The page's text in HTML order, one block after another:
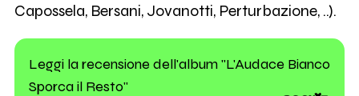
Capossela, Bersani, Jovanotti, Perturbazione, ..).
Leggi la recensione dell'album "L'Audace Bianco
Sporca il Resto"